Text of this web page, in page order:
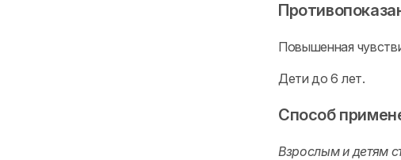
Повышенная
Дети до 6 лет.
Способ
Взрослым и детям